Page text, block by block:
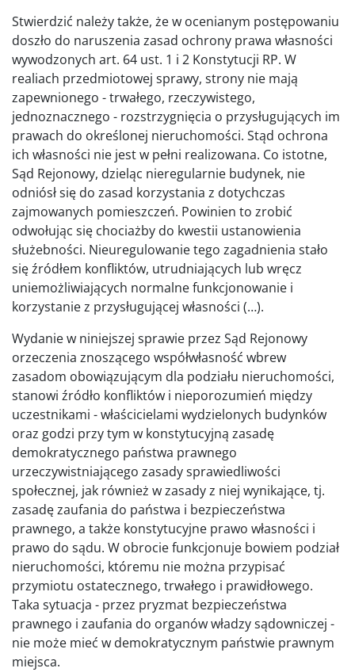
Stwierdzić należy także, że w ocenianym postępowaniu
doszło do naruszenia zasad ochrony prawa własności
wywodzonych art. 64 ust. 1 i 2 Konstytucji RP. W
realiach przedmiotowej sprawy, strony nie mają
zapewnionego - trwałego, rzeczywistego,
jednoznacznego - rozstrzygnięcia o przysługujących im
prawach do określonej nieruchomości. Stąd ochrona
ich własności nie jest w pełni realizowana. Co istotne,
Sąd Rejonowy, dzieląc nieregularnie budynek, nie
odniósł się do zasad korzystania z dotychczas
zajmowanych pomieszczeń. Powinien to zrobić
odwołując się chociażby do kwestii ustanowienia
służebności. Nieuregulowanie tego zagadnienia stało
się źródłem konfliktów, utrudniających lub wręcz
uniemożliwiających normalne funkcjonowanie i
korzystanie z przysługującej własności (…).
Wydanie w niniejszej sprawie przez Sąd Rejonowy
orzeczenia znoszącego współwłasność wbrew
zasadom obowiązującym dla podziału nieruchomości,
stanowi źródło konfliktów i nieporozumień między
uczestnikami - właścicielami wydzielonych budynków
oraz godzi przy tym w konstytucyjną zasadę
demokratycznego państwa prawnego
urzeczywistniającego zasady sprawiedliwości
społecznej, jak również w zasady z niej wynikające, tj.
zasadę zaufania do państwa i bezpieczeństwa
prawnego, a także konstytucyjne prawo własności i
prawo do sądu. W obrocie funkcjonuje bowiem podział
nieruchomości, któremu nie można przypisać
przymiotu ostatecznego, trwałego i prawidłowego.
Taka sytuacja - przez pryzmat bezpieczeństwa
prawnego i zaufania do organów władzy sądowniczej -
nie może mieć w demokratycznym państwie prawnym
miejsca.